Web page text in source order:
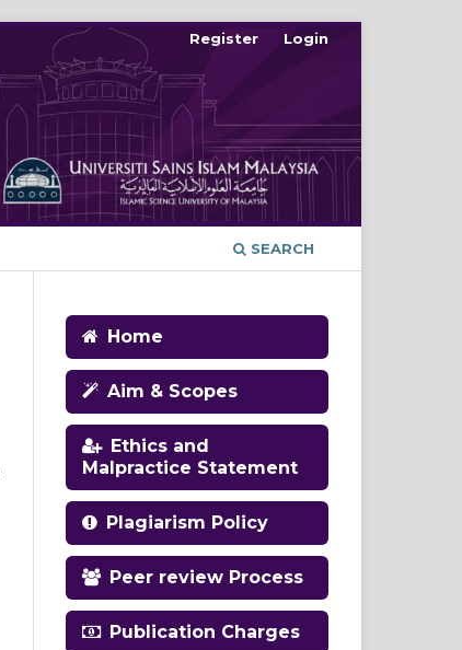
SEARCH
Register Login
Home
Aim & Scopes
Ethics and
Malpractice Statement
Plagiarism Policy
Peer review Process
Publication Charges